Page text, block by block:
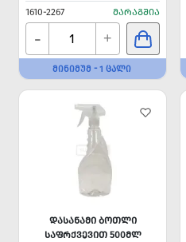
1610-2267 ᲛᲐᲠᲐᲒᲨᲘᲐ
- +
ᲛᲘᲜᲘᲛᲣᲛ - 1 ᲪᲐᲚᲘ
ᲓᲐᲡᲐᲜᲐᲛᲘ ᲑᲝᲗᲚᲘ
ᲡᲐᲤᲠᲥᲕᲔᲕᲘᲗ 500ᲛᲚ